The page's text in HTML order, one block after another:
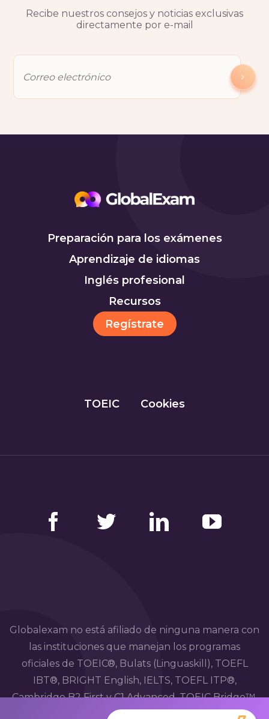
Recibe nuestros consejos y noticias exclusivas
directamente por e-mail
Preparación para los exámenes
Aprendizaje de idiomas
Inglés profesional
Recursos
Regístrate
TOEIC Cookies
Globalexam no está afiliado de ninguna manera con
las instituciones que manejan los programas
oficiales de TOEIC®, Bulats (Linguaskill), TOEFL
IBT®, BRIGHT English, IELTS, TOEFL ITP®,
Cambridge B2 First y C1 Advanced, TOEIC Bridge™,
HSK®, BRIGHT Español, DELE, DELF, TCF, BRIGHT